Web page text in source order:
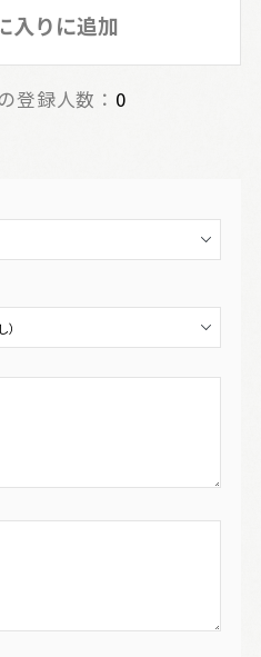
入りに追加
登録人数： 0